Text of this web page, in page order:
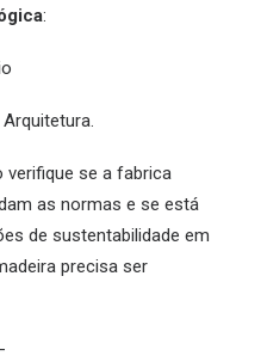
:
se a fabrica
as normas e se está
de sustentabilidade em
precisa ser